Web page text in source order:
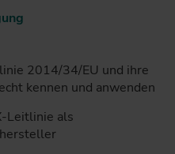
2014/34/EU und ihre
kennen und anwenden
Leitlinie als